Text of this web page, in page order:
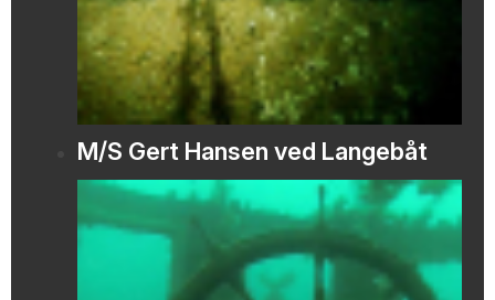
M/S Gert Hansen ved Langebåt